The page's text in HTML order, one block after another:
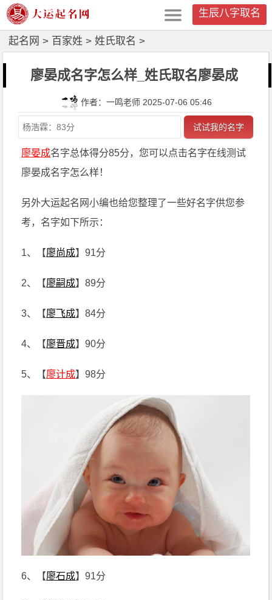
生辰八字取名
起名网 > 百家姓 >姓氏取名 >
廖晏成名字怎么样_姓氏取名廖晏成
作者：一鸣老师 2025-07-06 05:46
试试我的名字
廖晏成名字总体得分85分，您可以点击名字在线测试
廖晏成名字怎么样！
另外大运起名网小编也给您整理了一些好名字供您参
考，名字如下所示：
1、【廖尚成】91分
2、【廖嗣成】89分
3、【廖飞成】84分
4、【廖晋成】90分
5、【廖计成】98分
6、【廖石成】91分